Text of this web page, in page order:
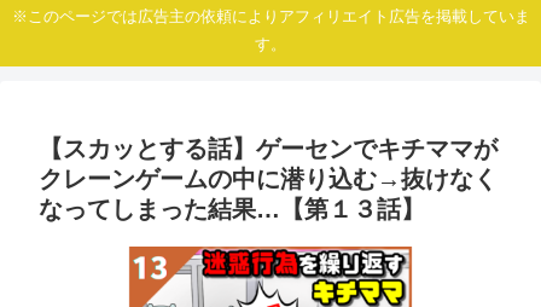
※このページでは広告主の依頼によりアフィリエイト広告を掲載していま
す。
【スカッとする話】ゲーセンでキチママが
クレーンゲームの中に潜り込む→抜けなく
なってしまった結果…【第１３話】